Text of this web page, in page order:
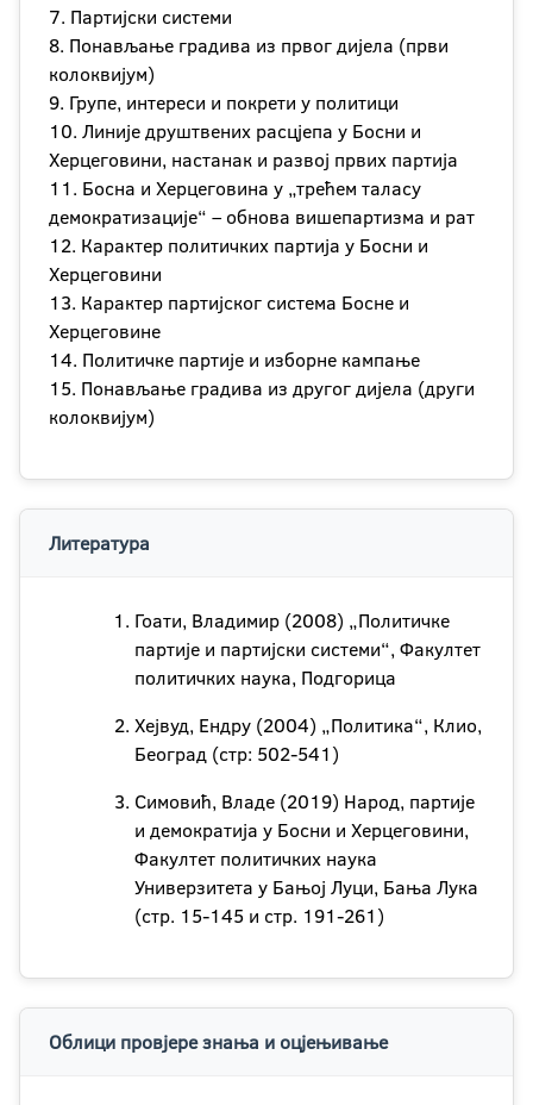
7. Партијски системи
8. Понављање градива из првог дијела (први
колоквијум)
9. Групе, интереси и покрети у политици
10. Линије друштвених расцјепа у Босни и
Херцеговини, настанак и развој првих партија
11. Босна и Херцеговина у „трећем таласу
демократизације“ – обнова вишепартизма и рат
12. Карактер политичких партија у Босни и
Херцеговини
13. Карактер партијског система Босне и
Херцеговине
14. Политичке партије и изборне кампање
15. Понављање градива из другог дијела (други
колоквијум)
Литература
Гоати, Владимир (2008) „Политичке
партије и партијски системи“, Факултет
политичких наука, Подгорица
Хејвуд, Ендру (2004) „Политика“, Клио,
Београд (стр: 502-541)
Симовић, Владе (2019) Народ, партије
и демократија у Босни и Херцеговини,
Факултет политичких наука
Универзитета у Бањој Луци, Бања Лука
(стр. 15-145 и стр. 191-261)
Облици провјере знања и оцјењивање